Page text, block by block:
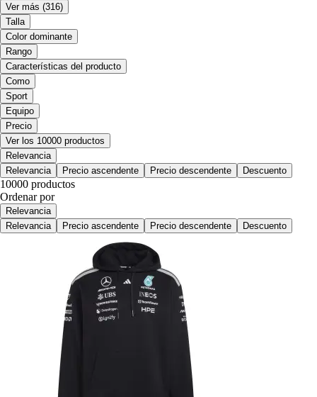
Ver más (316)
Talla
Color dominante
Rango
Características del producto
Como
Sport
Equipo
Precio
Ver los 10000 productos
Relevancia
Relevancia
Precio ascendente Precio descendente Descuento
10000 productos
Ordenar por
Relevancia
Relevancia
Precio ascendente Precio descendente Descuento